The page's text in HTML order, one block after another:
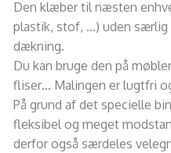
Den klæber til næsten
plastik, stof, …) uden særlig
dækning.
Du kan bruge den på
fliser… Malingen er lugtfri
På grund af det specielle
fleksibel og meget
derfor også særdeles